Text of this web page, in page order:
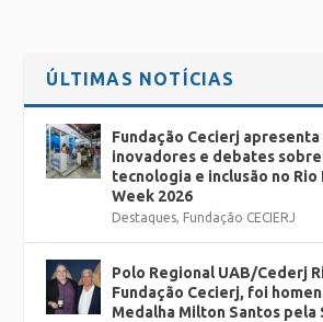
ÚLTIMAS NOTÍCIAS
Fundação Cecierj
inovadores e debates
tecnologia e inclusão no
Week 2026
Destaques, Fundação CECIERJ
Polo Regional UAB/Cederj
Fundação Cecierj, foi
Medalha Milton Santos pela